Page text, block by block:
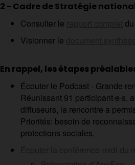
2 - Cadre de Stratégie
Consulter le
Visionner le
En rappel, les étapes
Écouter le Podcast - Grande
Réunissant 91
diffuseurs, la rencontre a
Priorités: besoin de
protections sociales.